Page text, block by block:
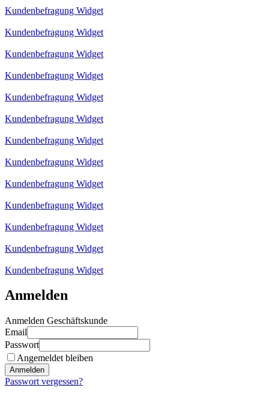
Kundenbefragung Widget
Kundenbefragung Widget
Kundenbefragung Widget
Kundenbefragung Widget
Kundenbefragung Widget
Kundenbefragung Widget
Kundenbefragung Widget
Kundenbefragung Widget
Kundenbefragung Widget
Kundenbefragung Widget
Kundenbefragung Widget
Kundenbefragung Widget
Kundenbefragung Widget
Anmelden
Anmelden Geschäftskunde
Email
Passwort
Angemeldet bleiben
Anmelden
Passwort vergessen?